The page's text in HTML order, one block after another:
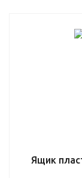
Ящик